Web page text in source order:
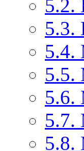
5.2.
5.3.
5.4.
5.5.
5.6.
5.7.
5.8.